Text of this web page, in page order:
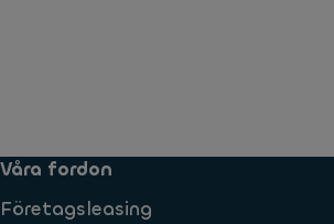
Våra fordon
Företagsleasing